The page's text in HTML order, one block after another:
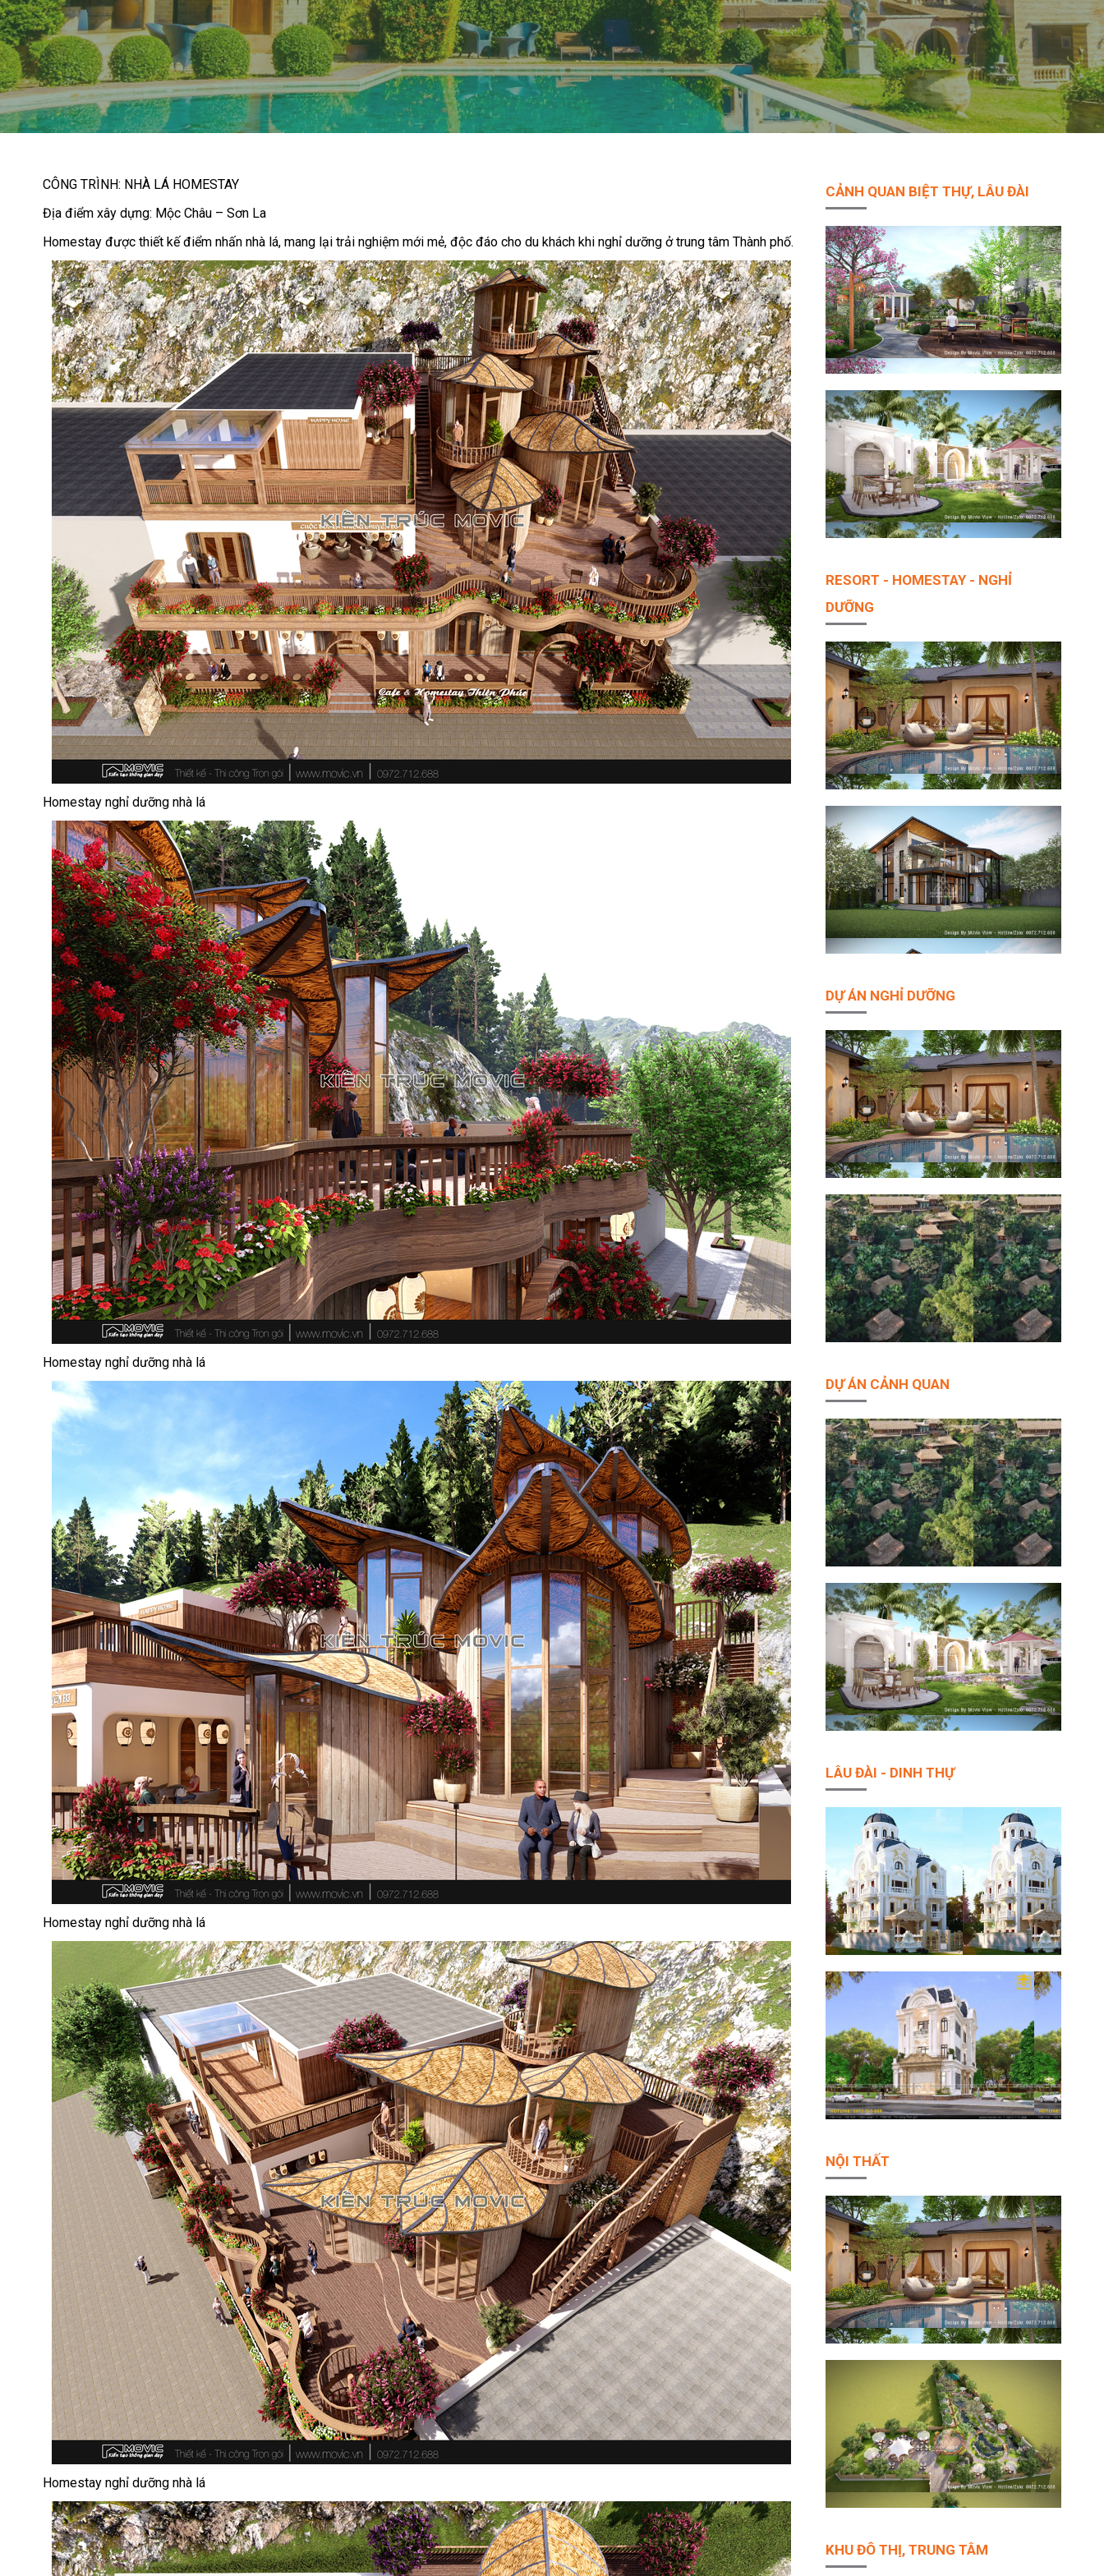
CÔNG TRÌNH: NHÀ LÁ HOMESTAY
Địa điểm xây dựng: Mộc Châu – Sơn La
Homestay được thiết kế điểm nhấn nhà lá, mang lại trải nghiệm mới mẻ, độc đáo cho du khách khi nghỉ dưỡng ở trung tâm Thành phố.
Homestay nghỉ dưỡng nhà lá
Homestay nghỉ dưỡng nhà lá
Homestay nghỉ dưỡng nhà lá
Homestay nghỉ dưỡng nhà lá
CẢNH QUAN BIỆT THỰ, LÂU ĐÀI
RESORT - HOMESTAY - NGHỈ
DƯỠNG
DỰ ÁN NGHỈ DƯỠNG
DỰ ÁN CẢNH QUAN
LÂU ĐÀI - DINH THỰ
NỘI THẤT
KHU ĐÔ THỊ, TRUNG TÂM